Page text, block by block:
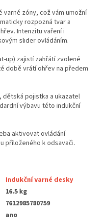
zóny, což vám umožní
rozpozná tvar a
Intenzitu vaření i
slider ovládáním.
up) zajistí zahřátí zvolené
době vrátí ohřev na předem
dětská pojistka a ukazatel
výbavu této indukční
aktivovat ovládání
přiloženého k odsavači.
Indukční varné desky
16.5 kg
7612985780759
ano